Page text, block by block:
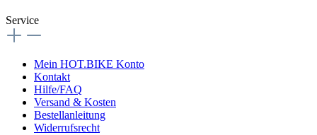
Service
Mein HOT.BIKE Konto
Kontakt
Hilfe/FAQ
Versand & Kosten
Bestellanleitung
Widerrufsrecht